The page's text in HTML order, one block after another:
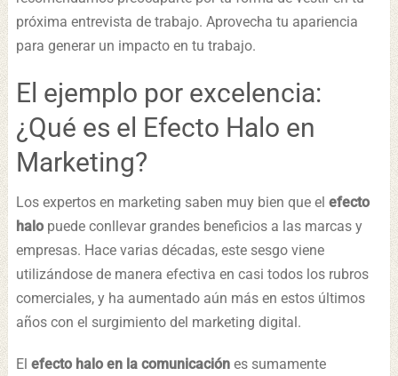
próxima entrevista de trabajo. Aprovecha tu apariencia
para generar un impacto en tu trabajo.
El ejemplo por excelencia:
¿Qué es el Efecto Halo en
Marketing?
Los expertos en marketing saben muy bien que el efecto
halopuede conllevar grandes beneficios a las marcas y
empresas. Hace varias décadas, este sesgo viene
utilizándose de manera efectiva en casi todos los rubros
comerciales, y ha aumentado aún más en estos últimos
años con el surgimiento del marketing digital.
El efecto halo en la comunicaciónes sumamente